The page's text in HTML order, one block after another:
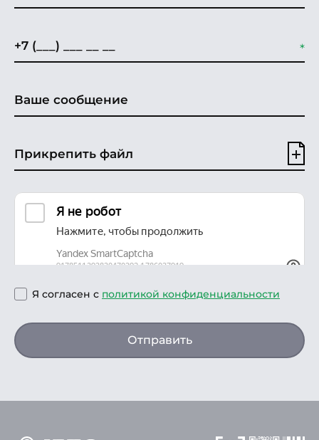
Прикрепить файл
Я согласен с политикой конфиденциальности
Отправить